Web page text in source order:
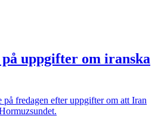
uppgifter om iranska
på fredagen efter uppgifter om att Iran